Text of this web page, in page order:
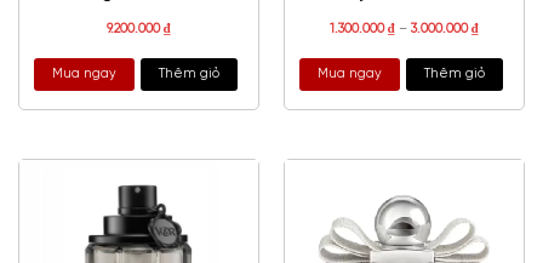
9.200.000₫
Mua ngay Thêm giỏ
1.300.000₫ – 3.000.000₫
Mua ngay Thêm giỏ